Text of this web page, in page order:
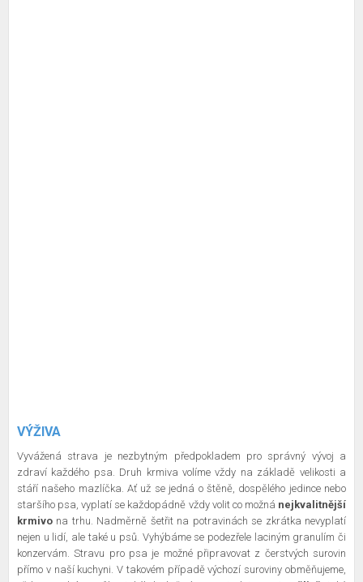
VÝŽIVA
Vyvážená strava je nezbytným předpokladem pro správný vývoj a
zdraví každého psa. Druh krmiva volíme vždy na základě velikosti a
stáří našeho mazlíčka. Ať už se jedná o štěně, dospělého jedince nebo
staršího psa, vyplatí se každopádně vždy volit co možná nejkvalitnější
krmivo na trhu. Nadměrně šetřit na potravinách se zkrátka nevyplatí
nejen u lidí, ale také u psů. Vyhýbáme se podezřele laciným granulím či
konzervám. Stravu pro psa je možné připravovat z čerstvých surovin
přímo v naší kuchyni. V takovém případě výchozí suroviny obměňujeme,